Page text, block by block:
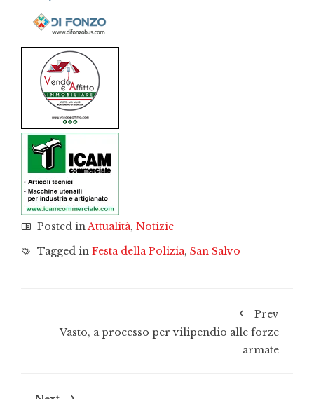
Posted inAttualità, Notizie
Tagged in Festa della Polizia, San Salvo
Prev
Vasto, a processo per vilipendio alle forze
armate